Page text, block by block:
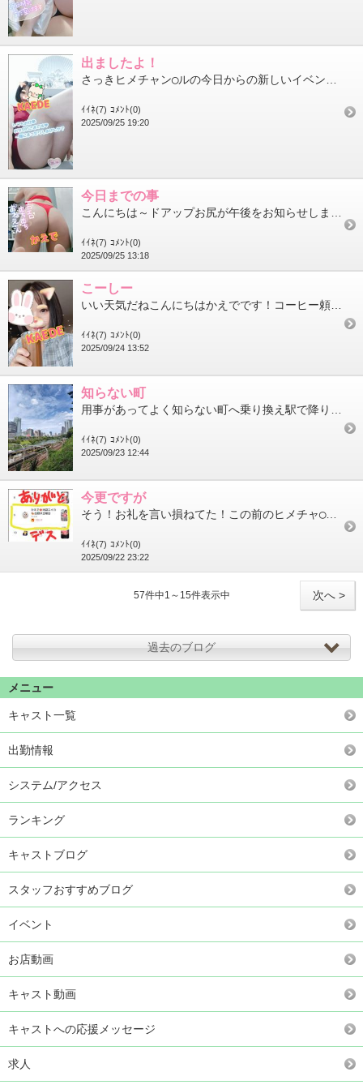
出ましたよ！
ｲｲﾈ(7) ｺﾒﾝﾄ(0)
2025/09/25 19:20
今日までの事
ｲｲﾈ(7) ｺﾒﾝﾄ(0)
2025/09/25 13:18
こーしー
ｲｲﾈ(7) ｺﾒﾝﾄ(0)
2025/09/24 13:52
知らない町
ｲｲﾈ(7) ｺﾒﾝﾄ(0)
2025/09/23 12:44
今更ですが
そう！お礼を言い損ねてた！この前のヒメチャ◯ネルの短期決戦イベント コレですね↓途中から参加したのに何と9位にさ...
ｲｲﾈ(7) ｺﾒﾝﾄ(0)
2025/09/22 23:22
次へ >
57件中1～15件表示中
過去のブログ
メニュー
キャスト一覧
出勤情報
システム/アクセス
ランキング
キャストブログ
スタッフおすすめブログ
イベント
お店動画
キャスト動画
キャストへの応援メッセージ
求人